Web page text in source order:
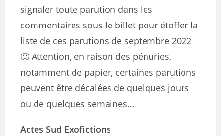
signaler toute parution dans les
commentaires sous le billet pour étoffer la
liste de ces parutions de septembre 2022
🙂 Attention, en raison des pénuries,
notamment de papier, certaines parutions
peuvent être décalées de quelques jours
ou de quelques semaines…
Actes Sud Exofictions